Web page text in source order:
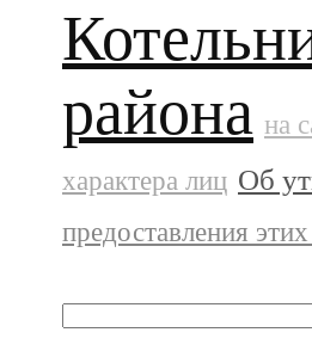
района на
характера лиц Об
предоставления